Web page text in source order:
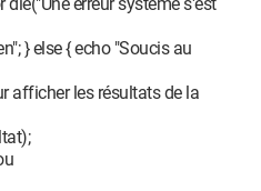
} else { echo "Soucis au
afficher les résultats de la